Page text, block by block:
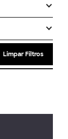
Limpar Filtros